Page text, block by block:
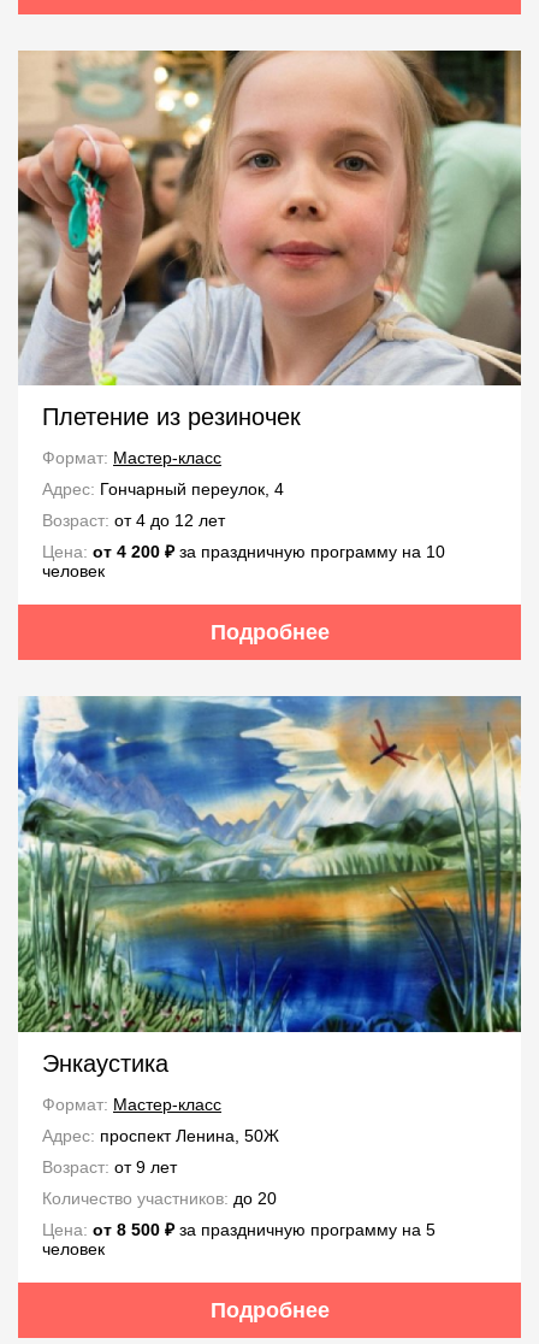
Плетение из резиночек
Формат: Мастер-класс
Адрес: Гончарный переулок, 4
Возраст: от 4 до 12 лет
Цена: от 4 200 ₽за праздничную программу на 10
человек
Подробнее
Энкаустика
Формат: Мастер-класс
Адрес: проспект Ленина, 50Ж
Возраст: от 9 лет
Количество участников: до 20
Цена: от 8 500 ₽за праздничную программу на 5
человек
Подробнее